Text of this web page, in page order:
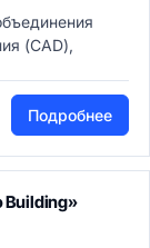
(CAD),
Подробнее
Building»